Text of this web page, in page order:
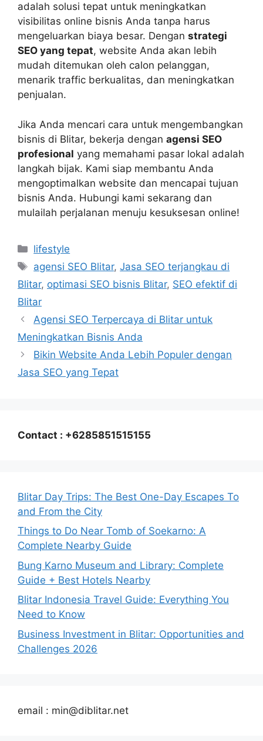
adalah solusi tepat untuk meningkatkan
visibilitas online bisnis Anda tanpa harus
mengeluarkan biaya besar. Dengan strategi
SEO yang tepat, website Anda akan lebih
mudah ditemukan oleh calon pelanggan,
menarik traffic berkualitas, dan meningkatkan
penjualan.
Jika Anda mencari cara untuk mengembangkan
bisnis di Blitar, bekerja dengan agensi SEO
profesional yang memahami pasar lokal adalah
langkah bijak. Kami siap membantu Anda
mengoptimalkan website dan mencapai tujuan
bisnis Anda. Hubungi kami sekarang dan
mulailah perjalanan menuju kesuksesan online!
Categories
lifestyle
Tags
agensi SEO Blitar,Jasa SEO terjangkau di
Blitar, optimasi SEO bisnis Blitar, SEO efektif di
Blitar
Agensi SEO Terpercaya di Blitar untuk
Meningkatkan Bisnis Anda
Bikin Website Anda Lebih Populer dengan
Jasa SEO yang Tepat
Contact : +6285851515155
Blitar Day Trips: The Best One-Day Escapes To
and From the City
Things to Do Near Tomb of Soekarno: A
Complete Nearby Guide
Bung Karno Museum and Library: Complete
Guide + Best Hotels Nearby
Blitar Indonesia Travel Guide: Everything You
Need to Know
Business Investment in Blitar: Opportunities and
Challenges 2026
email : min@diblitar.net